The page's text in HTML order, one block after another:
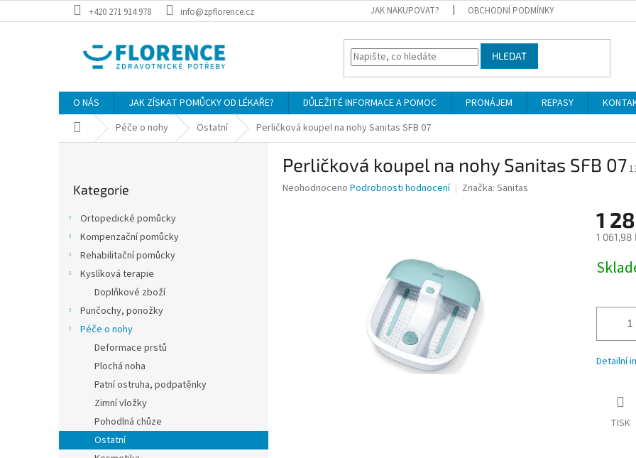
na
+420 271 914 978 info@zpflorence.cz JAK NAKUPOVAT? OBCHODNÍ PODMÍNKY
HLEDAT
O NÁS JAK ZÍSKAT POMŮCKY OD LÉKAŘE? DŮLEŽITÉ INFORMACE A POMOC PRONÁJEM REPASY
Domů Péče o nohy Ostatní Perličková koupel na nohy Sanitas SFB 07
kategorie
Kategorie
Ortopedické pomůcky
Kompenzační pomůcky
Rehabilitační pomůcky
Kyslíková terapie
Doplňkové zboží
Punčochy, ponožky
Péče o nohy
Deformace prstů
Plochá noha
Patní ostruha, podpatěnky
Zimní vložky
Pohodlná chůze
Ostatní
Perličková koupel na nohy Sanitas SFB 07
Průměrné
Neohodnoceno Podrobnosti hodnocení Značka: Sanitas
1
1 061,98
cena:
Detailní
TISK